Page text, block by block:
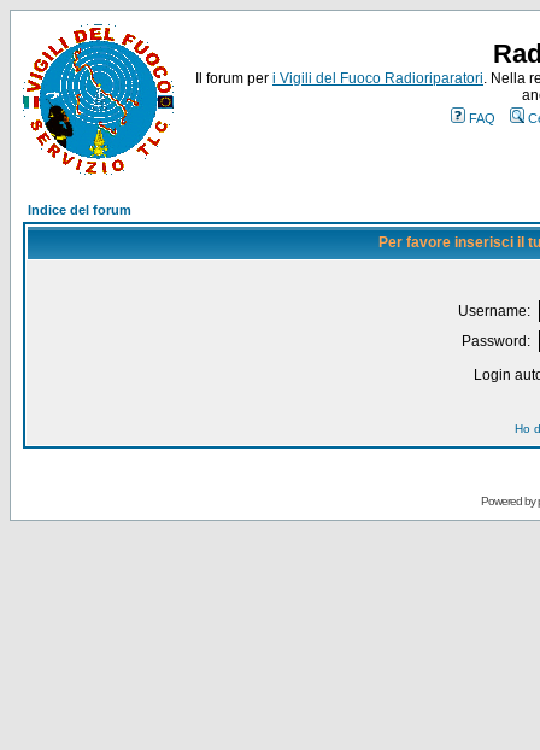
Il forum per i Vigili del Fuoco Radioriparatori. Nella
FAQ
Indice del forum
Per favore inserisci il
Username:
Password:
Login
Ho
Powered by